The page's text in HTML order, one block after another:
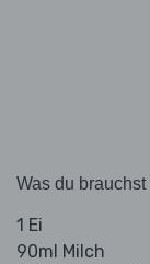
Was du brauchst
1 Ei
90ml Milch